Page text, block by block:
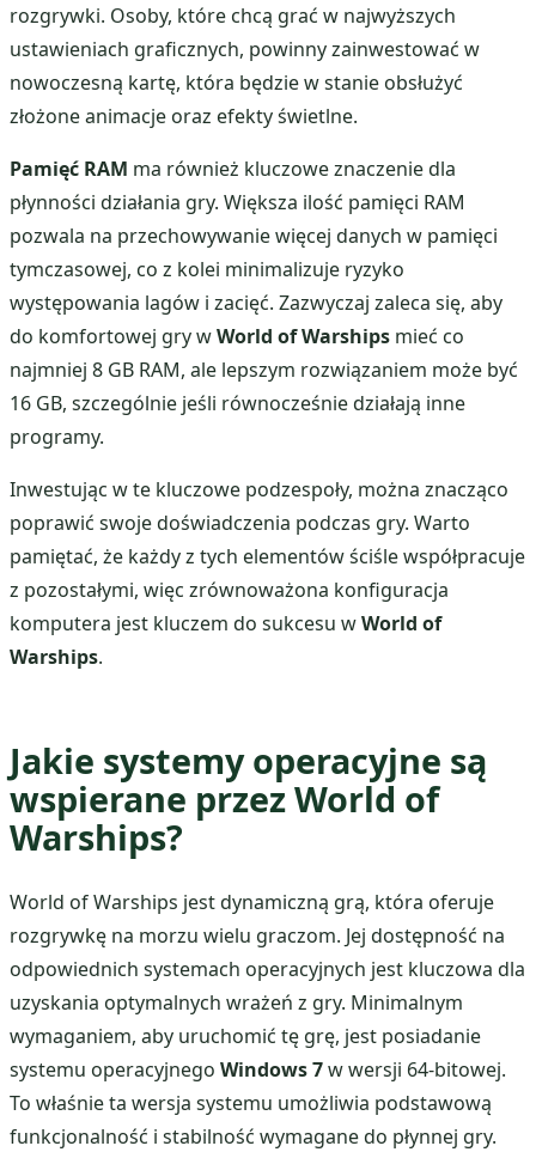
rozgrywki. Osoby, które chcą grać w najwyższych
ustawieniach graficznych, powinny zainwestować w
nowoczesną kartę, która będzie w stanie obsłużyć
złożone animacje oraz efekty świetlne.
Pamięć RAM ma również kluczowe znaczenie dla
płynności działania gry. Większa ilość pamięci RAM
pozwala na przechowywanie więcej danych w pamięci
tymczasowej, co z kolei minimalizuje ryzyko
występowania lagów i zacięć. Zazwyczaj zaleca się, aby
do komfortowej gry wWorld of Warships mieć co
najmniej 8 GB RAM, ale lepszym rozwiązaniem może być
16 GB, szczególnie jeśli równocześnie działają inne
programy.
Inwestując w te kluczowe podzespoły, można znacząco
poprawić swoje doświadczenia podczas gry. Warto
pamiętać, że każdy z tych elementów ściśle współpracuje
z pozostałymi, więc zrównoważona konfiguracja
komputera jest kluczem do sukcesu wWorld of
Warships.
Jakie systemy operacyjne są
wspierane przez World of
Warships?
World of Warships jest dynamiczną grą, która oferuje
rozgrywkę na morzu wielu graczom. Jej dostępność na
odpowiednich systemach operacyjnych jest kluczowa dla
uzyskania optymalnych wrażeń z gry. Minimalnym
wymaganiem, aby uruchomić tę grę, jest posiadanie
systemu operacyjnego Windows 7w wersji 64-bitowej.
To właśnie ta wersja systemu umożliwia podstawową
funkcjonalność i stabilność wymagane do płynnej gry.